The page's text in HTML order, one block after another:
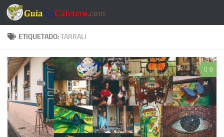
Saltar al contenido
ETIQUETADO:TARRALI
0